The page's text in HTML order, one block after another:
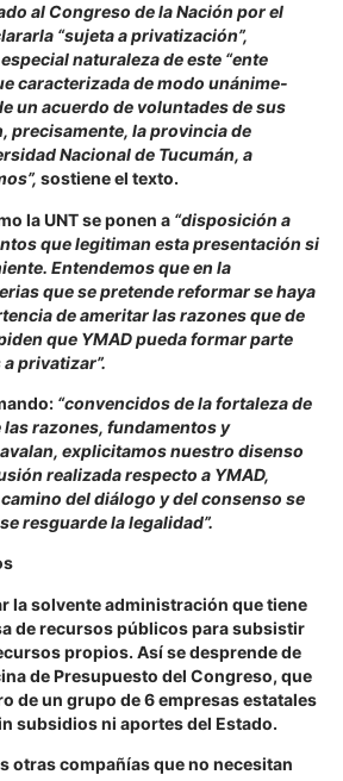
al Congreso de la Nación por el
“sujeta a privatización”,
naturaleza de este “ente
caracterizada de modo unánime-
un acuerdo de voluntades de sus
precisamente, la provincia de
Nacional de Tucumán, a
sostiene el texto.
la UNT se ponen a “disposición a
que legitiman esta presentación si
Entendemos que en la
que se pretende reformar se haya
de ameritar las razones que de
que YMAD pueda formar parte
privatizar”.
“convencidos de la fortaleza de
razones, fundamentos y
explicitamos nuestro disenso
realizada respecto a YMAD,
del diálogo y del consenso se
resguarde la legalidad”.
la solvente administración que tiene
de recursos públicos para subsistir
propios. Así se desprende de
de Presupuesto del Congreso, que
de un grupo de 6 empresas estatales
subsidios ni aportes del Estado.
otras compañías que no necesitan